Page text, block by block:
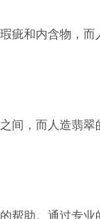
疵和内含物，
间，而人造翡
助。通过专业